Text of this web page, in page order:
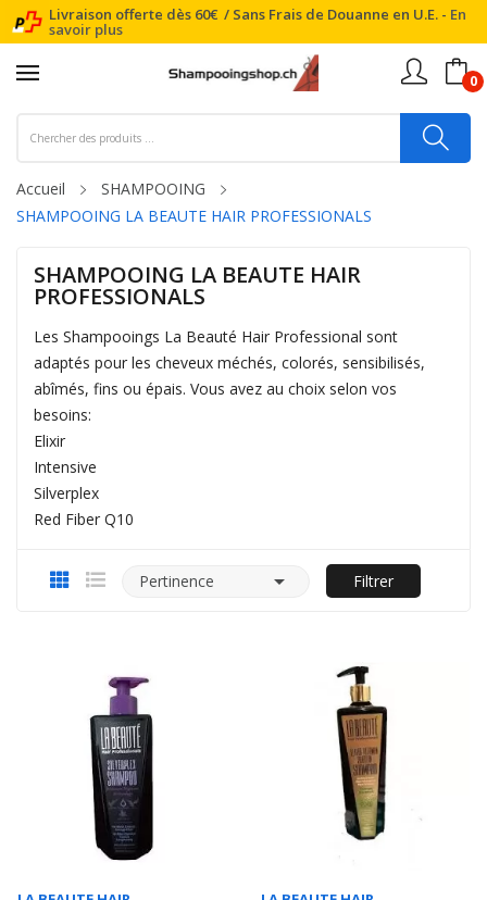
Livraison offerte dès 60€ / Sans Frais de Douanne en U.E. - En
savoir plus
0
Accueil
SHAMPOOING
SHAMPOOING LA BEAUTE HAIR PROFESSIONALS
SHAMPOOING LA BEAUTE HAIR
PROFESSIONALS
Les Shampooings La Beauté Hair Professional sont
adaptés pour les cheveux méchés, colorés, sensibilisés,
abîmés, fins ou épais. Vous avez au choix selon vos
besoins:
Elixir
Intensive
Silverplex
Red Fiber Q10
Pertinence  Filtrer